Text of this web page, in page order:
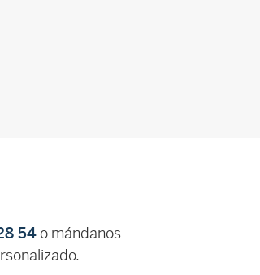
54 o mándanos